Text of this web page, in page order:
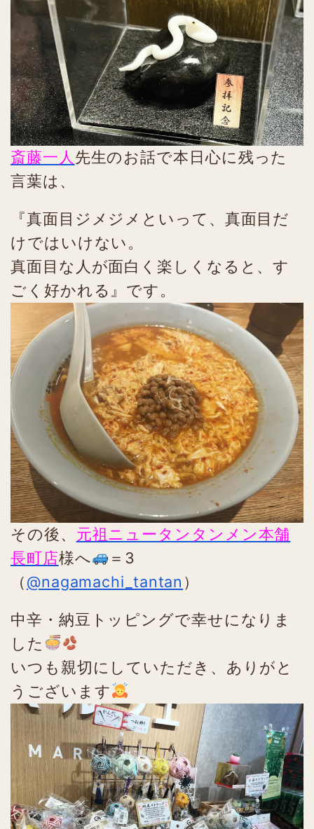
斎藤一人 先生のお話で本日心に残った
言葉は、
『真面目ジメジメといって、真面目だ
けではいけない。
真面目な人が面白く楽しくなると、す
ごく好かれる』です。
その後、 元祖ニュータンタンメン本舗
長町店様へ
＝3
（@nagamachi_tantan ）
中辛・納豆トッピングで幸せになりま
した
いつも親切にしていただき、ありがと
うございます